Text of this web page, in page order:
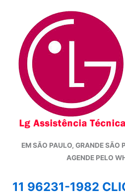
conteúdo
EM SÃO PAULO, GRANDE SÃO
AGENDE PELO
11 96231-1982